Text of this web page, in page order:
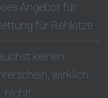
Angebot für
für Rehkitze
keinen
wirklich
nicht!